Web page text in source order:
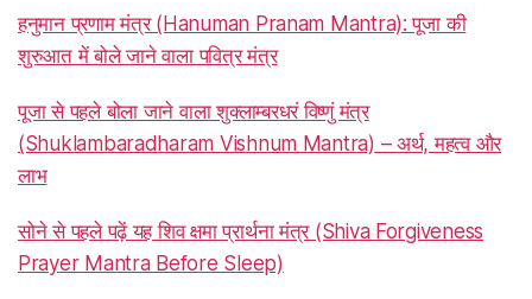
हनुमान प्रणाम मंत्र (Hanuman Pranam Mantra): पूजा की
शुरुआत में बोले जाने वाला पवित्र मंत्र
पूजा से पहले बोला जाने वाला शुक्लाम्बरधरं विष्णुं मंत्र
(Shuklambaradharam Vishnum Mantra) – अर्थ, महत्व और
लाभ
सोने से पहले पढ़ें यह शिव क्षमा प्रार्थना मंत्र (Shiva Forgiveness
Prayer Mantra Before Sleep)